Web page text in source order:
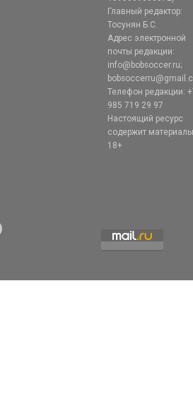
Главный редактор:
Тосунян Б.С.
Адрес электронной
почты редакции:
info@bobsoccer.ru;
Телефон редакции:
985 719 29 97
Настоящий ресурс
содержит
18+